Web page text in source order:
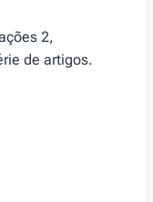
2,
de artigos.